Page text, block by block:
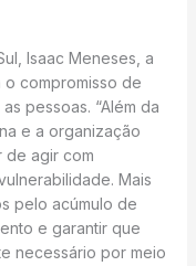
Isaac Meneses, a
compromisso de
pessoas. “Além da
e a organização
de agir com
Mais
pelo acúmulo de
e garantir que
necessário por meio